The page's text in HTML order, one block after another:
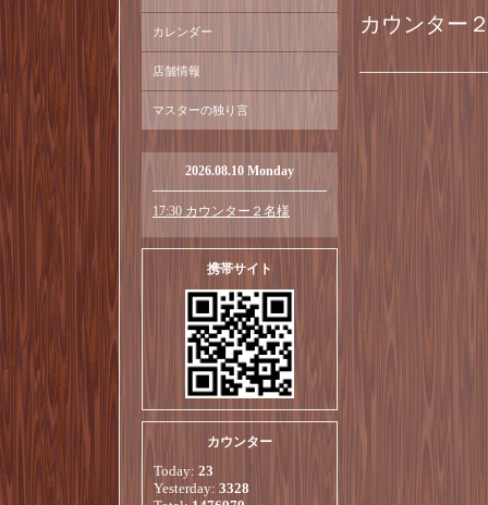
カウンター
カレンダー
店舗情報
マスターの独り言
2026.08.10 Monday
17:30 カウンター２名様
携帯サイト
カウンター
Today: 23
Yesterday: 3328